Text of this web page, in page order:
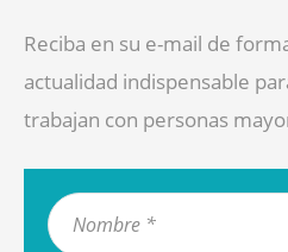
Reciba en su e-mail de
actualidad indispensable
trabajan con personas